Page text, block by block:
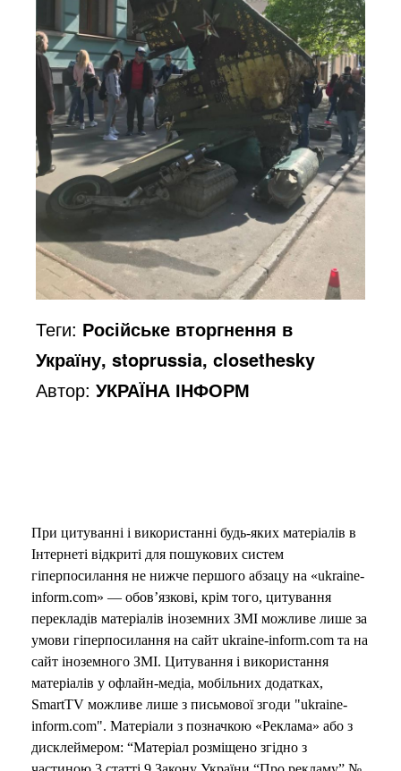
Теги: Російське вторгнення в
Україну, stoprussia, closethesky
Автор:УКРАЇНА ІНФОРМ
При цитуванні і використанні будь-яких матеріалів в
Інтернеті відкриті для пошукових систем
гіперпосилання не нижче першого абзацу на «ukraine-
inform.com» — обов’язкові, крім того, цитування
перекладів матеріалів іноземних ЗМІ можливе лише за
умови гіперпосилання на сайт ukraine-inform.com та на
сайт іноземного ЗМІ. Цитування і використання
матеріалів у офлайн-медіа, мобільних додатках,
SmartTV можливе лише з письмової згоди "ukraine-
inform.com". Матеріали з позначкою «Реклама» або з
дисклеймером: “Матеріал розміщено згідно з